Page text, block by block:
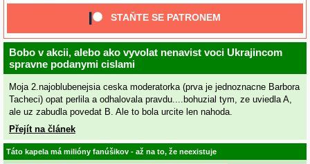
STAŇTE SE PATRONEM
Bobo v akcii, alebo ako vyvolat nenavist voci Ukrajincom
spravne podanymi cislami
Moja 2.najoblubenejsia ceska moderatorka (prva je jednoznacne Barbora
Tacheci) opat perlila a odhalovala pravdu....bohuzial tym, ze uviedla A,
ale uz zabudla povedat B. Ale to bola urcite len nahoda.
Přejít na článek
Táto kapela má milióny fanúšikov - až na to, že neexistuje